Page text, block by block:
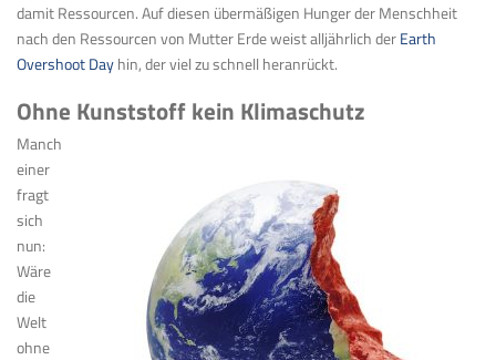
damit Ressourcen. Auf diesen übermäßigen Hunger der Menschheit
nach den Ressourcen von Mutter Erde weist alljährlich derEarth
Overshoot Dayhin, der viel zu schnell heranrückt.
Ohne Kunststoff kein Klimaschutz
Manch
einer
fragt
sich
nun:
Wäre
die
Welt
ohne